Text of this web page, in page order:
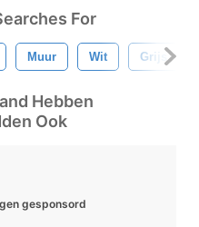
For
Muur Wit Grijs
Hebben
Ook
gesponsord